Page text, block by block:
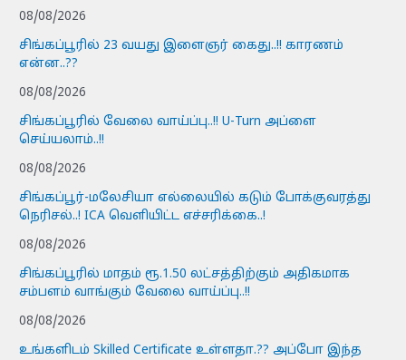
08/08/2026
சிங்கப்பூரில் 23 வயது இளைஞர் கைது..!! காரணம்
என்ன..??
08/08/2026
சிங்கப்பூரில் வேலை வாய்ப்பு..!! U-Turn அப்ளை
செய்யலாம்..!!
08/08/2026
சிங்கப்பூர்-மலேசியா எல்லையில் கடும் போக்குவரத்து
நெரிசல்..! ICA வெளியிட்ட எச்சரிக்கை..!
08/08/2026
சிங்கப்பூரில் மாதம் ரூ.1.50 லட்சத்திற்கும் அதிகமாக
சம்பளம் வாங்கும் வேலை வாய்ப்பு..!!
08/08/2026
உங்களிடம் Skilled Certificate உள்ளதா.?? அப்போ இந்த